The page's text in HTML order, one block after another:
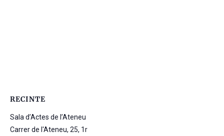
RECINTE
Sala d’Actes de l’Ateneu
Carrer de l'Ateneu, 25, 1r